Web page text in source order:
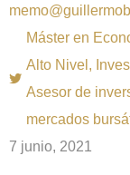
Máster en
Alto Nivel,
Asesor de
mercados
7 junio, 2021